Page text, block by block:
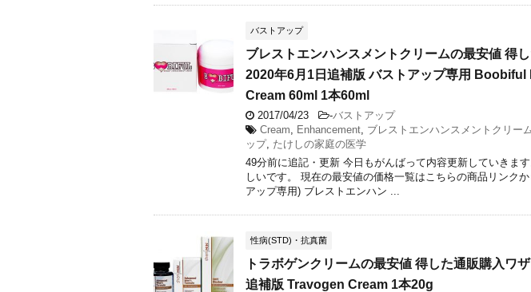
バストアップ
ブレストエンハンスメントクリームの最安値 得
2020年6月1日追補版 バストアップ専用
Cream 60ml 1本60ml
2017/04/23 -バストアップ
Cream, Enhancement, ブレストエンハンスメントクリー
ップ, たけしの家庭の医学
49分前に追記・更新 今日もがんばって内容更新していきま
しいです。 現在の最安値の価格一覧はこちらの商品リンク
アップ専用) ブレストエンハン ...
性病(STD)・抗真菌
トラボゲンクリームの最安値 得した通販購入ワ
追補版 Travogen Cream 1本20g